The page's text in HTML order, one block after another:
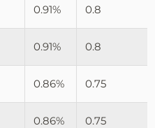
0.91% 0.8
0.91% 0.8
0.86% 0.75
0.86% 0.75